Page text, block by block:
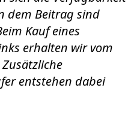
dem Beitrag sind
Kauf eines
erhalten wir vom
entstehen dabei